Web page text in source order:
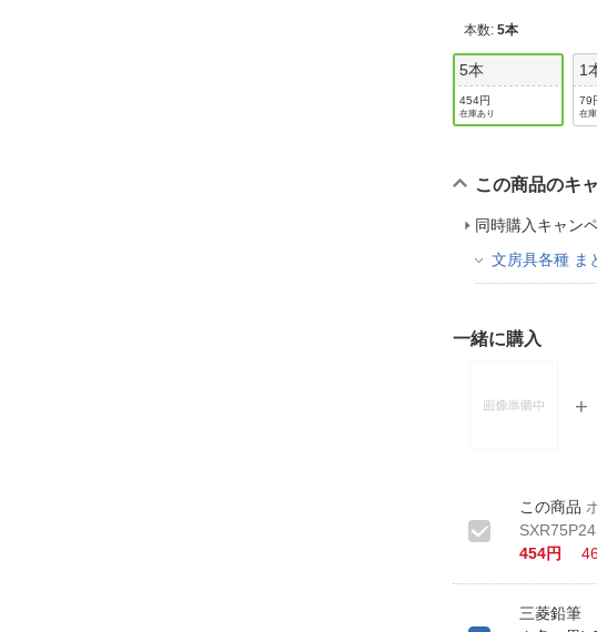
本数:5本
5本
454円
在庫あり
1
79
在
この商品のキ
同時購入キャン
文房具各種 ま
一緒に購入
454円
三菱鉛筆